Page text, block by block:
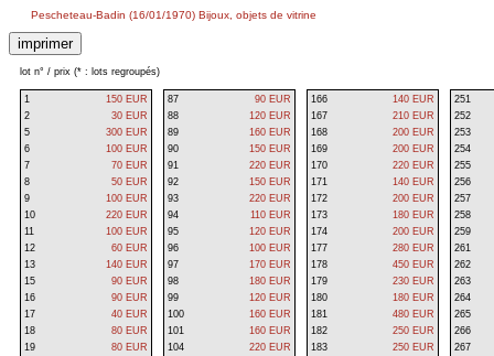
Pescheteau-Badin (16/01/1970) Bijoux, objets de vitrine
lot n° / prix (* : lots regroupés)
1
150 EUR
2
30 EUR
5
300 EUR
6
100 EUR
7
70 EUR
8
50 EUR
9
100 EUR
10
220 EUR
11
100 EUR
12
60 EUR
13
140 EUR
15
90 EUR
16
90 EUR
17
40 EUR
18
80 EUR
19
80 EUR
87
90 EUR
88
120 EUR
89
160 EUR
90
150 EUR
91
220 EUR
92
150 EUR
93
220 EUR
94
110 EUR
95
120 EUR
96
100 EUR
97
170 EUR
98
180 EUR
99
120 EUR
100
160 EUR
101
160 EUR
104
220 EUR
166
140 EUR
167
210 EUR
168
200 EUR
169
200 EUR
170
220 EUR
171
140 EUR
172
200 EUR
173
180 EUR
174
200 EUR
177
280 EUR
178
450 EUR
179
230 EUR
180
180 EUR
181
480 EUR
182
250 EUR
183
250 EUR
251
252
253
254
255
256
257
258
259
261
262
263
264
265
266
267